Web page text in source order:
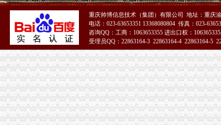
|公司注册|成都工商代理|成都工商注册|公司注册280元|代办营业执照|代
【代办工商执照具体要怎么做？】-南城袁屋边易登网
中山代办卫生证|执照_公司注册代办_工商注册登记_一般纳税人申请_
东光注册公司|东光代办营业执照|东光工商注册|东光代办个体营业执照
郑州金水区注册公司代理|郑州自贸区工商注册代办|郑州航空港区代办
渝中区代办工商执照
哈尔滨工商代理,哈尔滨公司注册,哈尔滨代办营业执照,哈尔滨代
郑州市二七区工商代理,代办营业执照_郑州二七区工商注册_郑州去
雄安公司注册_雄安新区代理记账|代办营业执照|工商注册查询商标_商
北京市北京市北京代办丰台区工商执照垫资代理公司注册代办公
郑州注册公司|郑州中原区工商注册代理|郑州高新区营业执照代办|郑州
天津代办营业执照_天津公司注册_办理工商注册流程及费用
重庆帅博信息技术（集团）有限公司 地址：重庆
电话：023-63653351 13368080804 传真：023-
咨询QQ：工商：1063653355 进出口权：
受理员QQ：22863164-3 22863164-4 22863164-5